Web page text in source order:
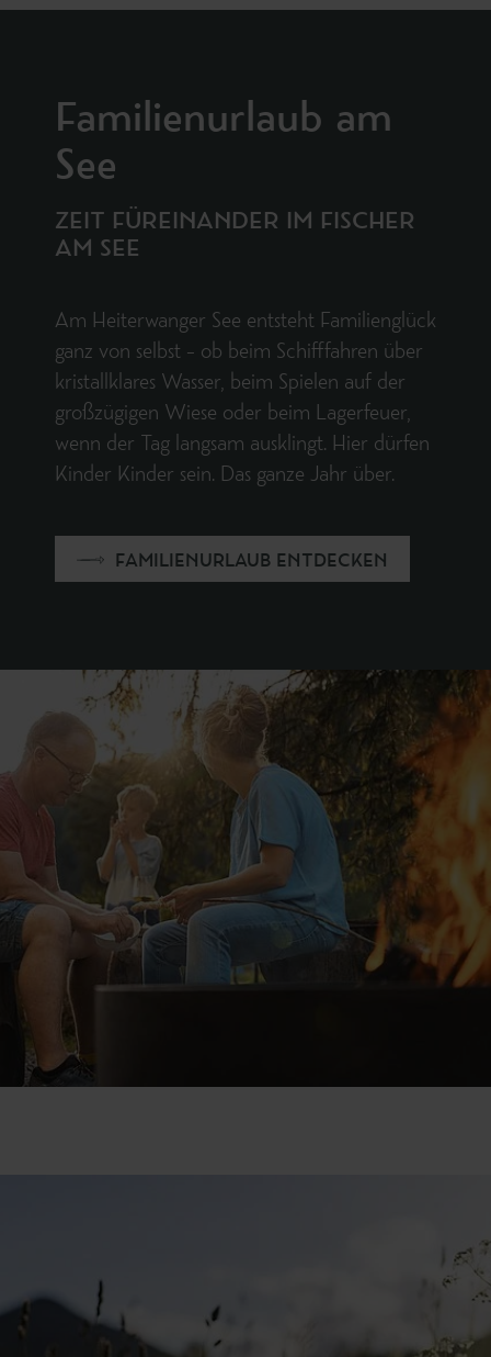
Familienurlaub am
See
ZEIT FÜREINANDER IM FISCHER
AM SEE
Am Heiterwanger See entsteht Familienglück
ganz von selbst – ob beim Schifffahren über
kristallklares Wasser, beim Spielen auf der
großzügigen Wiese oder beim Lagerfeuer,
wenn der Tag langsam ausklingt. Hier dürfen
Kinder Kinder sein. Das ganze Jahr über.
FAMILIENURLAUB ENTDECKEN